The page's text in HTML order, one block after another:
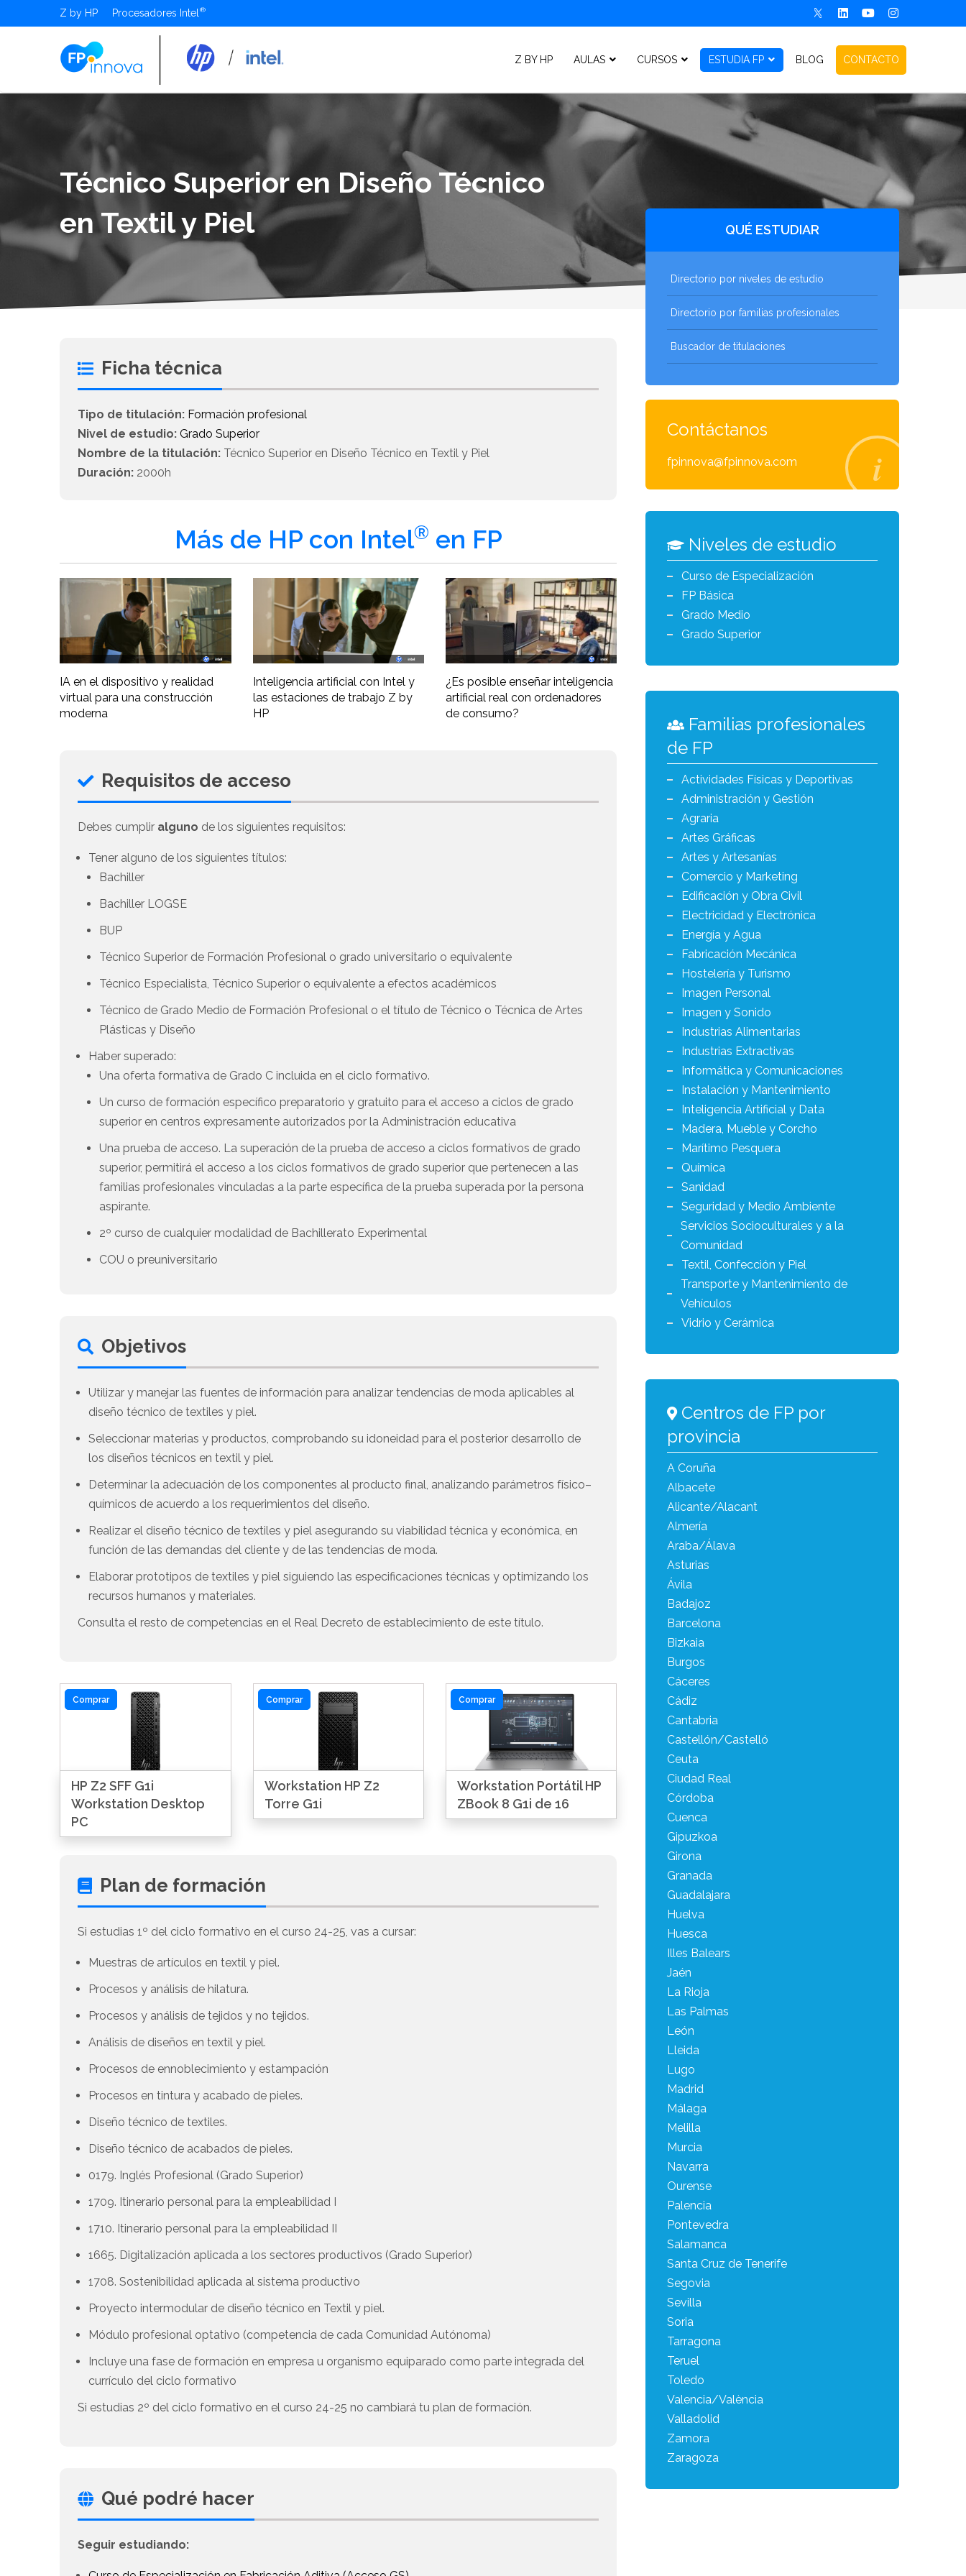
Z by HP Procesadores Intel
Z BY HP AULAS CURSOS ESTUDIA FP BLOG CONTACTO
Técnico Superior en Diseño Técnico
en Textil y Piel
Ficha técnica
Tipo de titulación: Formación profesional
Nivel de estudio: Grado Superior
Nombre de la titulación: Técnico Superior en Diseño Técnico en Textil y Piel
Duración: 2000h
Más de HP con Intel® en FP
IA en el dispositivo y realidad
virtual para una construcción
moderna
Inteligencia artificial con Intel y
las estaciones de trabajo Z by
HP
¿Es posible enseñar inteligencia
artificial real con ordenadores
de consumo?
Requisitos de acceso
Debes cumplir alguno de los siguientes requisitos:
Tener alguno de los siguientes títulos:
Bachiller
Bachiller LOGSE
BUP
Técnico Superior de Formación Profesional o grado universitario o equivalente
Técnico Especialista, Técnico Superior o equivalente a efectos académicos
Técnico de Grado Medio de Formación Profesional o el título de Técnico o Técnica de Artes
Plásticas y Diseño
Haber superado:
Una oferta formativa de Grado C incluida en el ciclo formativo.
Un curso de formación específico preparatorio y gratuito para el acceso a ciclos de grado
superior en centros expresamente autorizados por la Administración educativa
Una prueba de acceso. La superación de la prueba de acceso a ciclos formativos de grado
superior, permitirá el acceso a los ciclos formativos de grado superior que pertenecen a las
familias profesionales vinculadas a la parte específica de la prueba superada por la persona
aspirante.
2º curso de cualquier modalidad de Bachillerato Experimental
COU o preuniversitario
Objetivos
Utilizar y manejar las fuentes de información para analizar tendencias de moda aplicables al
diseño técnico de textiles y piel.
Seleccionar materias y productos, comprobando su idoneidad para el posterior desarrollo de
los diseños técnicos en textil y piel.
Determinar la adecuación de los componentes al producto final, analizando parámetros físico–
químicos de acuerdo a los requerimientos del diseño.
Realizar el diseño técnico de textiles y piel asegurando su viabilidad técnica y económica, en
función de las demandas del cliente y de las tendencias de moda.
Elaborar prototipos de textiles y piel siguiendo las especificaciones técnicas y optimizando los
recursos humanos y materiales.
Consulta el resto de competencias en el Real Decreto de establecimiento de este título.
Comprar
HP Z2 SFF G1i
Workstation Desktop
PC
Comprar
Workstation HP Z2
Torre G1i
Comprar
Workstation Portátil HP
ZBook 8 G1i de 16
Plan de formación
Si estudias 1º del ciclo formativo en el curso 24-25, vas a cursar:
Muestras de artículos en textil y piel.
Procesos y análisis de hilatura.
Procesos y análisis de tejidos y no tejidos.
Análisis de diseños en textil y piel.
Procesos de ennoblecimiento y estampación
Procesos en tintura y acabado de pieles.
Diseño técnico de textiles.
Diseño técnico de acabados de pieles.
0179. Inglés Profesional (Grado Superior)
1709. Itinerario personal para la empleabilidad I
1710. Itinerario personal para la empleabilidad II
1665. Digitalización aplicada a los sectores productivos (Grado Superior)
1708. Sostenibilidad aplicada al sistema productivo
Proyecto intermodular de diseño técnico en Textil y piel.
Módulo profesional optativo (competencia de cada Comunidad Autónoma)
Incluye una fase de formación en empresa u organismo equiparado como parte integrada del
currículo del ciclo formativo
Si estudias 2º del ciclo formativo en el curso 24-25 no cambiará tu plan de formación.
Qué podré hacer
Seguir estudiando:
QUÉ ESTUDIAR
Directorio por niveles de estudio
Directorio por familias profesionales
Buscador de titulaciones
Contáctanos
fpinnova@fpinnova.com
Niveles de estudio
Curso de Especialización
FP Básica
Grado Medio
Grado Superior
Familias profesionales
de FP
Actividades Físicas y Deportivas
Administración y Gestión
Agraria
Artes Gráficas
Artes y Artesanías
Comercio y Marketing
Edificación y Obra Civil
Electricidad y Electrónica
Energía y Agua
Fabricación Mecánica
Hostelería y Turismo
Imagen Personal
Imagen y Sonido
Industrias Alimentarias
Industrias Extractivas
Informática y Comunicaciones
Instalación y Mantenimiento
Inteligencia Artificial y Data
Madera, Mueble y Corcho
Marítimo Pesquera
Química
Sanidad
Seguridad y Medio Ambiente
Servicios Socioculturales y a la
Comunidad
Textil, Confección y Piel
Transporte y Mantenimiento de
Vehículos
Vidrio y Cerámica
Centros de FP por
provincia
A Coruña
Albacete
Alicante/Alacant
Almería
Araba/Álava
Asturias
Ávila
Badajoz
Barcelona
Bizkaia
Burgos
Cáceres
Cádiz
Cantabria
Castellón/Castelló
Ceuta
Ciudad Real
Córdoba
Cuenca
Gipuzkoa
Girona
Granada
Guadalajara
Huelva
Huesca
Illes Balears
Jaén
La Rioja
Las Palmas
León
Lleida
Lugo
Madrid
Málaga
Melilla
Murcia
Navarra
Ourense
Palencia
Pontevedra
Salamanca
Santa Cruz de Tenerife
Segovia
Sevilla
Soria
Tarragona
Teruel
Toledo
Valencia/València
Valladolid
Zamora
Zaragoza